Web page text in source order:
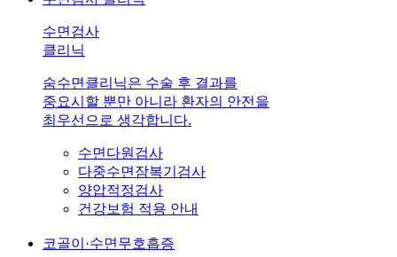
수면검사
클리닉
숨수면클리닉은 수술 후 결과를
중요시할 뿐만 아니라 환자의 안전을
최우선으로 생각합니다.
수면다원검사
다중수면잠복기검사
양압적정검사
건강보험 적용 안내
코골이·수면무호흡증